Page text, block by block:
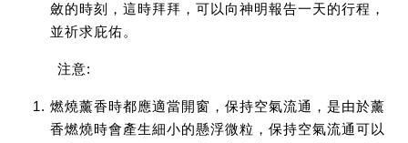
斂的時刻，這時拜拜，可以向神明報告一天的行程，
並祈求庇佑。
注意:
燃燒薰香時都應適當開窗，保持空氣流通，是由於薰
香燃燒時會產生細小的懸浮微粒，保持空氣流通可以